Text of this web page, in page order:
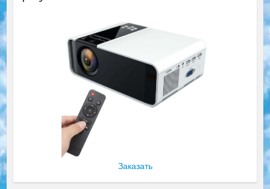
Заказать